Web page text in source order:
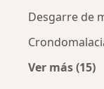
Desgarre de
Ver más (15)